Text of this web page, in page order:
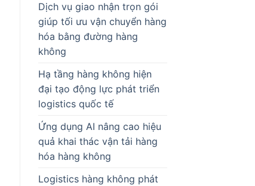
Dịch vụ giao nhận trọn gói
giúp tối ưu vận chuyển hàng
hóa bằng đường hàng
không
Hạ tầng hàng không hiện
đại tạo động lực phát triển
logistics quốc tế
Ứng dụng AI nâng cao hiệu
quả khai thác vận tải hàng
hóa hàng không
Logistics hàng không phát